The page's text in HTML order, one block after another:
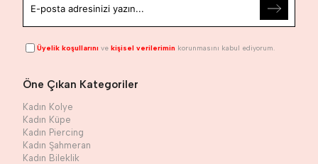
Üyelik koşullarını vekişisel verilerimin korunmasını kabul ediyorum.
Öne Çıkan Kategoriler
Kadın Kolye
Kadın Küpe
Kadın Piercing
Kadın Şahmeran
Kadın Bileklik